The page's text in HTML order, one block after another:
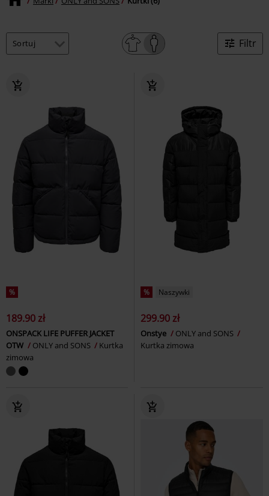
Filtr
%
189.90 zł
ONSPACK LIFE PUFFER JACKET
OTW
ONLY and SONS
Kurtka
zimowa
% Naszywki
299.90 zł
Onstye
ONLY and SONS
Kurtka zimowa